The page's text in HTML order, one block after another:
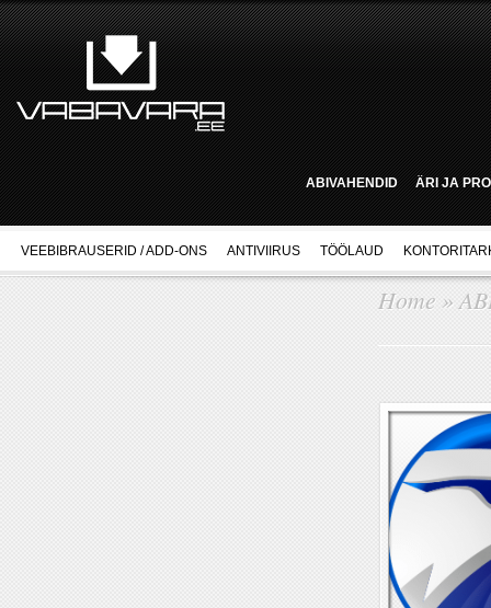
ABIVAHENDID ÄRI JA
VEEBIBRAUSERID / ADD-ONS ANTIVIIRUS TÖÖLAUD
Home »